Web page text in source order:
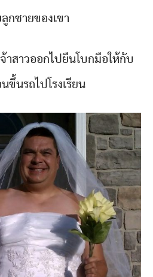
กชายของเขา
าสาวออกไปยืนโบกมือให้กับ
ขึ้นรถไปโรงเรียน